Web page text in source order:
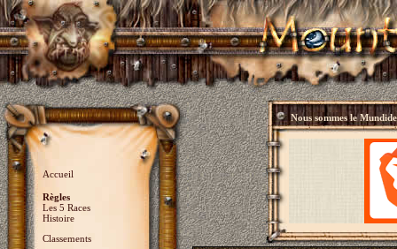
Accueil
Règles
Les 5 Races
Histoire
Classements
Nous sommes le